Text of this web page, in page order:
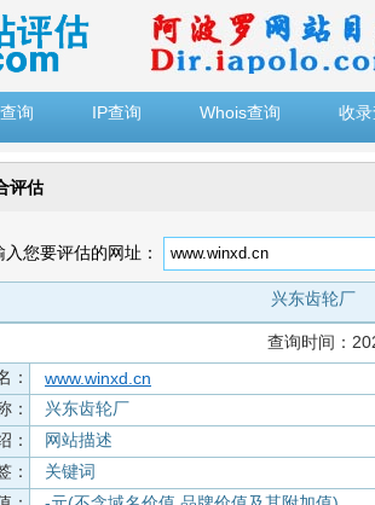
询 IP查询 Whois查询 收
评估
入您要评估的网址：
兴东齿轮厂
查询时间：
：
www.winxd.cn
：
兴东齿轮厂
：
网站描述
：
关键词